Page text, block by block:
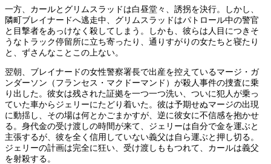
一方、カールとグリムスラッドは白昼堂々、誘拐を決行。しかし、
隣町ブレイナードへ逃走中、グリムスラッドはパトロール中の警官
と目撃者をあっけなく殺してしまう。しかも、彼らは人目につきそ
うなトラック停留所に立ち寄ったり、通りすがりの女たちと寝たり
と、ずさんなことこの上ない。
翌朝、ブレイナードの女性警察署長で出産を控えているマージ・ガ
ンダーソン（フランセス・マクドーマンド）が殺人事件の捜査に乗
り出した。彼女は残された証拠を一つ一つ洗い、ついに犯人が乗っ
ていた車からジェリーにたどり着いた。彼は予期せぬマージの出現
に動揺し、その場は何とかごまかすが、逆に彼女に不信感を抱かせ
る。身代金の受け渡しの時間が来て、ジェリーは自分で金を運ぶと
主張するが、彼を全く信用していない義父は自ら運ぶと押し切る。
ジェリーの計画は完全に狂い、受け渡しももつれて、カールは義父
を射殺する。